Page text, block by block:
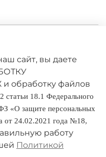
сайт, вы даете
файлов
статьи 18.1 Федерального
«О защите персональных
от 24.02.2021 года №18,
работу
Политикой